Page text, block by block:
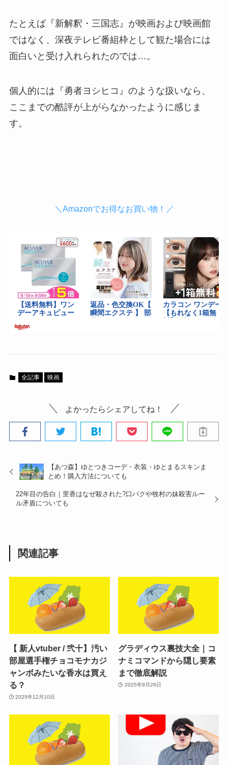
たとえば『新解釈・三国志』が映画および映画館
ではなく、深夜テレビ番組枠として観た場合には
面白いと受け入れられたのでは…。
個人的には『勇者ヨシヒコ』のような扱いなら、
ここまでの酷評が上がらなかったように感じま
す。
＼Amazonでお得なお買い物！／
全記事 映画
よかったらシェアしてね！
【あつ森】ゆとつきコーデ・衣装・ゆとまるスキンま
とめ！購入方法についても
22年目の告白｜里香はなぜ殺された?口パクや牧村の妹殺害ルー
ル矛盾についても
関連記事
【 新人vtuber / 弐十】汚い
部屋選手権チョコモナカジ
ャンボみたいな香水は買え
る？
2025年12月10日
グラディウス裏技大全｜コ
ナミコマンドから隠し要素
まで徹底解説
2025年9月26日